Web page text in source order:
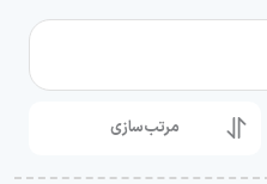
مرتب‌سازی